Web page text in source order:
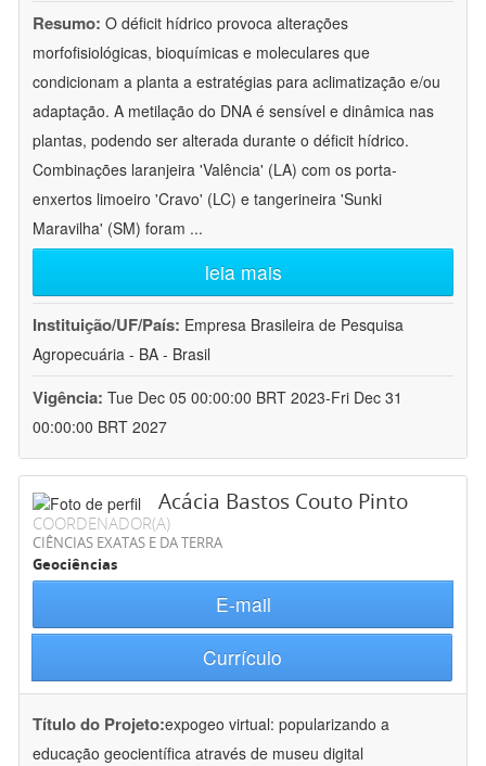
Resumo: O déficit hídrico provoca alterações
morfofisiológicas, bioquímicas e moleculares que
condicionam a planta a estratégias para aclimatização e/ou
adaptação. A metilação do DNA é sensível e dinâmica nas
plantas, podendo ser alterada durante o déficit hídrico.
Combinações laranjeira 'Valência' (LA) com os porta-
enxertos limoeiro 'Cravo' (LC) e tangerineira 'Sunki
Maravilha' (SM) foram ...
leia mais
Instituição/UF/País: Empresa Brasileira de Pesquisa
Agropecuária - BA - Brasil
Vigência: Tue Dec 05 00:00:00 BRT 2023-Fri Dec 31
00:00:00 BRT 2027
Acácia Bastos Couto Pinto
COORDENADOR(A)
CIÊNCIAS EXATAS E DA TERRA
Geociências
E-mail
Currículo
Título do Projeto:expogeo virtual: popularizando a
educação geocientífica através de museu digital